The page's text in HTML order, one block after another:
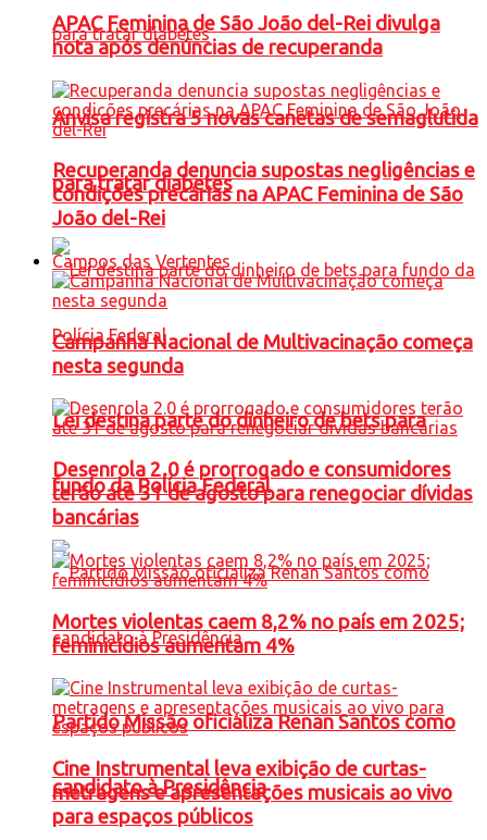
Anvisa registra 5 novas canetas de semaglutida
para tratar diabetes
Lei destina parte do dinheiro de bets para
fundo da Polícia Federal
Partido Missão oficializa Renan Santos como
candidato à Presidência
APAC Feminina de São João del-Rei divulga
nota após denúncias de recuperanda
Recuperanda denuncia supostas negligências e
condições precárias na APAC Feminina de São
João del-Rei
Campos das Vertentes
Campanha Nacional de Multivacinação começa
nesta segunda
Desenrola 2.0 é prorrogado e consumidores
terão até 31 de agosto para renegociar dívidas
bancárias
Mortes violentas caem 8,2% no país em 2025;
feminicídios aumentam 4%
Cine Instrumental leva exibição de curtas-
metragens e apresentações musicais ao vivo
para espaços públicos